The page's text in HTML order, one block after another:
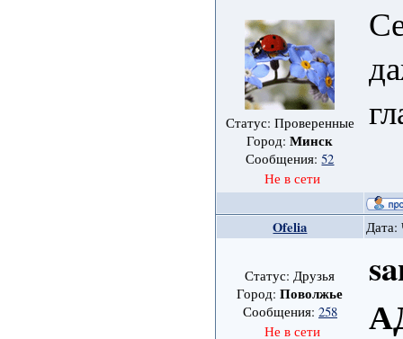
Статус: Проверенные
Город:Минск
Сообщения:52
Не в сети
Ofelia Дата:
Статус: Друзья
Город:Поволжье
Сообщения: 258
Не в сети